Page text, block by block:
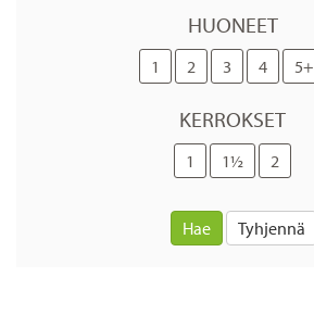
HUONEET
1 2 3 4 5+
KERROKSET
1 1½ 2
Hae Tyhjennä